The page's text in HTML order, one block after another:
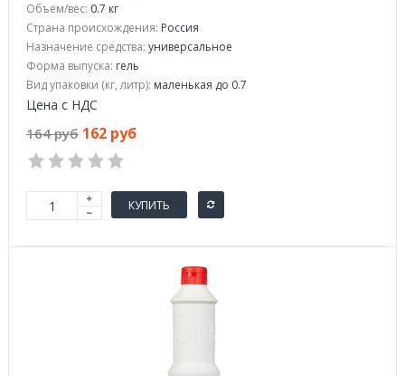
Объем/вес: 0.7 кг
Страна происхождения: Россия
Назначение средства: универсальное
Форма выпуска: гель
Вид упаковки (кг, литр): маленькая до 0.7
Цена с НДС
164 руб 162 руб
КУПИТЬ